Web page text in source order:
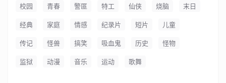
校园 青春 警匪 特工 仙侠 烧脑 末日
经典 家庭 情感 纪录片 短片 儿童
传记 怪兽 搞笑 吸血鬼 历史 怪物
监狱 动漫 音乐 运动 歌舞